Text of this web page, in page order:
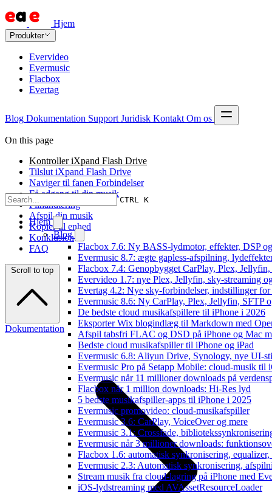
Hjem
Produkter
Evervideo
Evermusic
Flacbox
Evertag
Blog Dokumentation Support Juridisk Kontakt Om os
CTRL K
Hjem
Blog
Flacbox 7.6: Ny BASS-lydmotor, effekter, DSP
Evermusic 8.7: ægte gapless-afspilning,
Flacbox 7.4: Genopbygget CarPlay, Plex,
Evervideo 1.7: nye Plex, Jellyfin, sky-streaming
Evertag 4.2: Nye sky-forbindelser, indstillinger
Evermusic 8.6: Ny CarPlay, Plex, Jellyfin, SFTP
De bedste cloud musikafspillere til iPhone i 2026
Eksporter Wix blogindlæg til Markdown med
Afspil tabsfri FLAC og DSD på iPhone og Mac
Bedste cloud musikafspiller til iPhone og iPad
Evermusic 6.8: Aliyun Drive, Synology, nye UI-
Evermusic Pro på Setapp Mobile: cloud-musik til
Evermusic når 11 millioner downloads på
Flacbox når 1 million downloads: Hi-Res lyd
5 bedste musikafspiller-apps til iPhone i 2025
Evermusic promovideo: cloud-musikafspiller
Evermusic 3.6: CarPlay, VoiceOver og mere
Evermusic 3.1: Crossfade,
Evermusic når 3 millioner downloads:
Flacbox 1.6: automatisk synkronisering,
Evermusic 2.3: Automatisk synkronisering,
Stream musik fra cloud-lagring på iPhone med
iOS-lydstreaming med AVAssetResourceLoader
On this page
Kontroller iXpand Flash Drive
Tilslut iXpand Flash Drive
Naviger til fanen Forbindelser
Få adgang til din musik
Filhåndtering
Afspil din musik
Kopier til enhed
Konklusion
FAQ
Scroll to top
Dokumentation